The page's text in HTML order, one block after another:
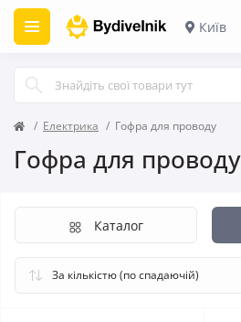
Київ
Електрика Гофра для проводу
Гофра для проводу
Каталог